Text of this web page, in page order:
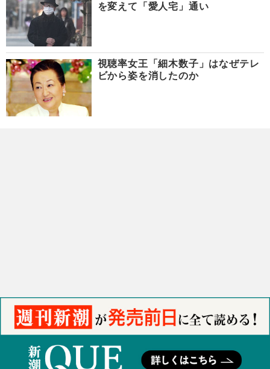
を変えて「愛人宅」通い
視聴率女王「細木数子」はなぜテレ
ビから姿を消したのか